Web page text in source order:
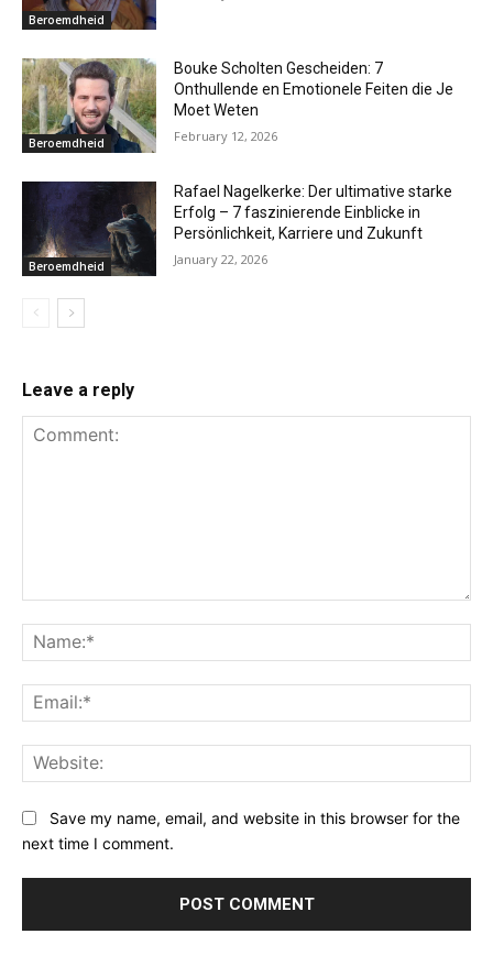
Beroemdheid
Beroemdheid
Bouke Scholten Gescheiden: 7
Onthullende en Emotionele Feiten die Je
Moet Weten
February 12, 2026
Beroemdheid
Rafael Nagelkerke: Der ultimative starke
Erfolg – 7 faszinierende Einblicke in
Persönlichkeit, Karriere und Zukunft
January 22, 2026
Leave a reply
Save my name, email, and website in this browser for the
next time I comment.